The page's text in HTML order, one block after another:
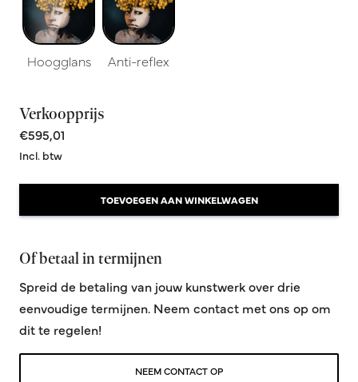
Hoogglans Anti-reflex
Verkoopprijs
€595,01
Incl. btw
TOEVOEGEN AAN WINKELWAGEN
Of betaal in termijnen
Spreid de betaling van jouw kunstwerk over drie
eenvoudige termijnen. Neem contact met ons op om
dit te regelen!
NEEM CONTACT OP